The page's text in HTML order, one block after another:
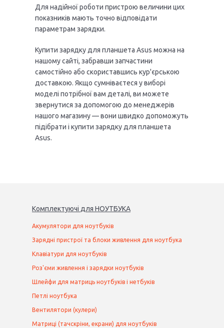
Для надійної роботи пристрою величини цих
показників мають точно відповідати
параметрам зарядки.
Купити зарядку для планшета Asus можна на
нашому сайті, забравши запчастини
самостійно або скориставшись кур'єрською
доставкою. Якщо сумніваєтеся у виборі
моделі потрібної вам деталі, ви можете
звернутися за допомогою до менеджерів
нашого магазину — вони швидко допоможуть
підібрати і купити зарядку для планшета
Asus.
Комплектуючі для НОУТБУКА
Акумулятори для ноутбуків
Зарядні пристрої та блоки живлення для ноутбука
Клавіатури для ноутбуків
Роз'єми живлення і зарядки ноутбуків
Шлейфи для матриць ноутбуків і нетбуків
Петлі ноутбука
Вентилятори (кулери)
Матриці (тачскріни, екрани) для ноутбуків